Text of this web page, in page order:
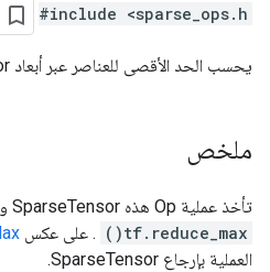
#include <sparse_ops.h>
يحسب الحد الأقصى للعناصر عبر أبعاد SparseTensor.
ملخص
تأخذ عملية Op هذه SparseTensor وهي النظير المتناثر لـ
tf.reduce_max()
. على عكس
العملية بإرجاع SparseTensor.